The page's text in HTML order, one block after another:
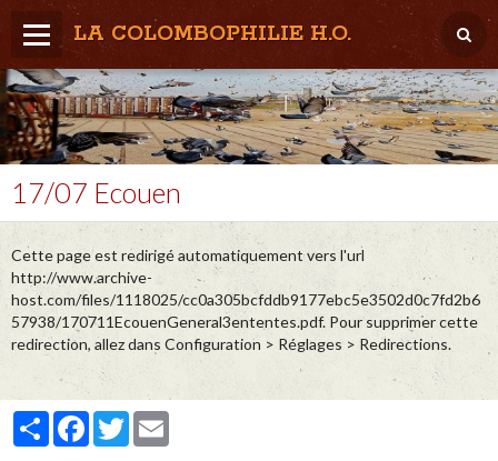
LA COLOMBOPHILIE H.O.
Home
Météo / Het weer
Lâcher / Los
Result. clubs, Provincial, (Inter)National
RFCB / KBDB
17/07 Ecouen
Cette page est redirigé automatiquement vers l'url
http://www.archive-
host.com/files/1118025/cc0a305bcfddb9177ebc5e3502d0c7fd2b6
57938/170711EcouenGeneral3ententes.pdf. Pour supprimer cette
redirection, allez dans Configuration > Réglages > Redirections.
PartagerFacebook
Twitter